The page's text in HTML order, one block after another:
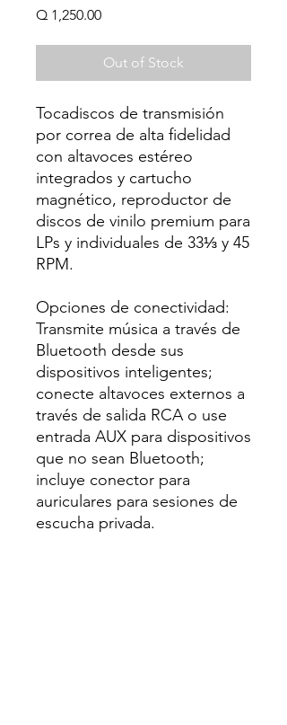
Q 1,250.00Price
Out of Stock
Tocadiscos de transmisión
por correa de alta fidelidad
con altavoces estéreo
integrados y cartucho
magnético, reproductor de
discos de vinilo premium para
LPs y individuales de 33⅓ y 45
RPM.
Opciones de conectividad:
Transmite música a través de
Bluetooth desde sus
dispositivos inteligentes;
conecte altavoces externos a
través de salida RCA o use
entrada AUX para dispositivos
que no sean Bluetooth;
incluye conector para
auriculares para sesiones de
escucha privada.